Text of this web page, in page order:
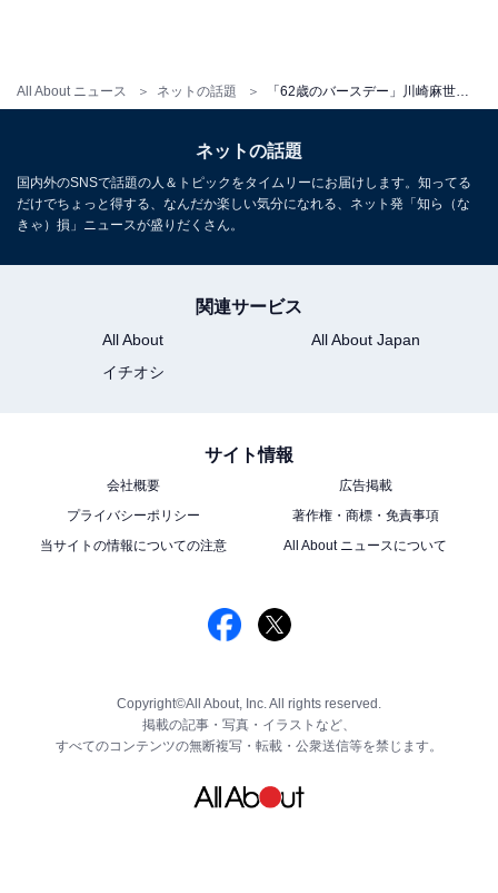
All About ニュース ネットの話題
ネットの話題
国内外のSNSで話題の人＆トピックをタイムリーにお届けします。知ってる
だけでちょっと得する、なんだか楽しい気分になれる、ネット発「知ら（な
きゃ）損」ニュースが盛りだくさん。
関連サービス
All About
All About Japan
イチオシ
サイト情報
会社概要
広告掲載
プライバシーポリシー
著作権・商標・免責事項
当サイトの情報についての注意
All About ニュースについて
Copyright©All About, Inc. All rights reserved.
掲載の記事・写真・イラストなど、
すべてのコンテンツの無断複写・転載・公衆送信等を禁じます。